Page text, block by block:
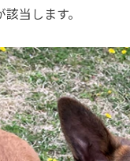
当します。